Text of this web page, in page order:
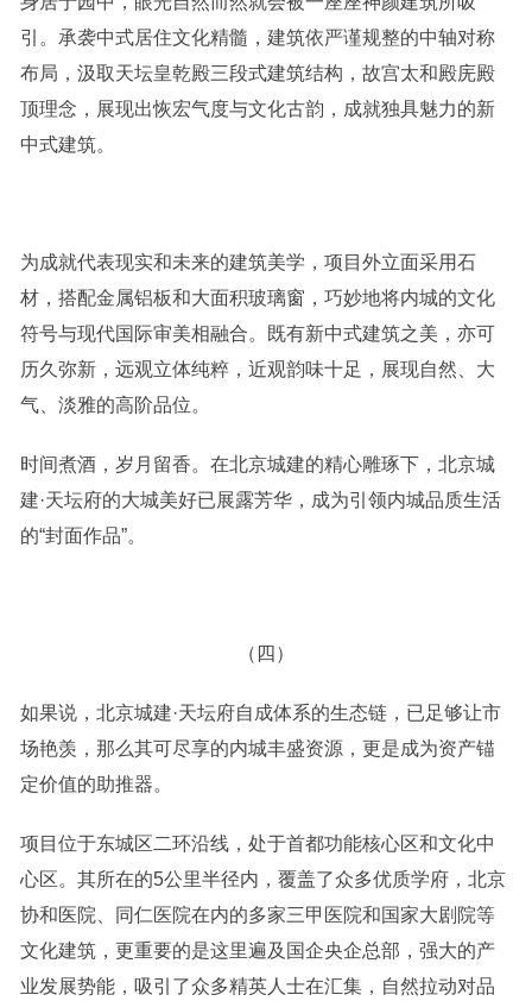
引。承袭中式居住文化精髓，建筑依严谨规整的中轴对称
布局，汲取天坛皇乾殿三段式建筑结构，故宫太和殿庑殿
顶理念，展现出恢宏气度与文化古韵，成就独具魅力的新
中式建筑。
为成就代表现实和未来的建筑美学，项目外立面采用石
材，搭配金属铝板和大面积玻璃窗，巧妙地将内城的文化
符号与现代国际审美相融合。既有新中式建筑之美，亦可
历久弥新，远观立体纯粹，近观韵味十足，展现自然、大
气、淡雅的高阶品位。
时间煮酒，岁月留香。在北京城建的精心雕琢下，北京城
建·天坛府的大城美好已展露芳华，成为引领内城品质生活
的“封面作品”。
（四）
如果说，北京城建·天坛府自成体系的生态链，已足够让市
场艳羡，那么其可尽享的内城丰盛资源，更是成为资产锚
定价值的助推器。
项目位于东城区二环沿线，处于首都功能核心区和文化中
心区。其所在的5公里半径内，覆盖了众多优质学府，北京
协和医院、同仁医院在内的多家三甲医院和国家大剧院等
文化建筑，更重要的是这里遍及国企央企总部，强大的产
业发展势能，吸引了众多精英人士在汇集，自然拉动对品